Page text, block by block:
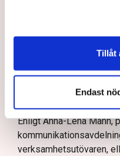
Tillåt
Endast
tillståndsgiven
ha en tydligare
Enligt Anna-Lena Mann,
verksamhetsutövaren,